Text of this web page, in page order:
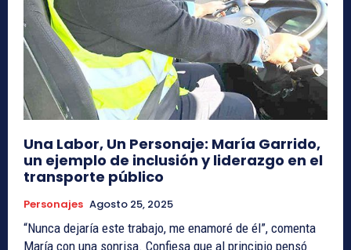
Una Labor, Un Personaje: María Garrido,
un ejemplo de inclusión y liderazgo en el
transporte público
Personajes Agosto 25, 2025
“Nunca dejaría este trabajo, me enamoré de él”, comenta
María con una sonrisa. Confiesa que al principio pensó